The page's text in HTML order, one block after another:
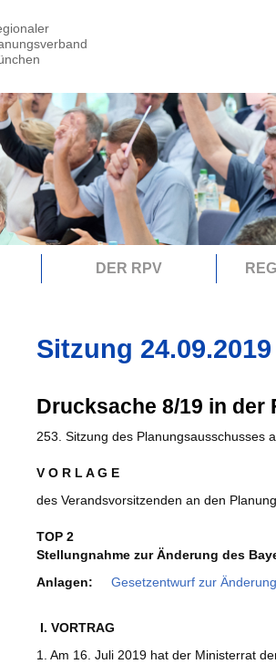
DER RPV
Sitzung 24.09.2019
Drucksache 8/19 in der
253. Sitzung des Planungsausschusses
V O R L A G E
des Verandsvorsitzenden an den
TOP 2
Stellungnahme zur Änderung des
Anlagen:
Gesetzentwurf zur
I. VORTRAG
1. Am 16. Juli 2019 hat der Ministerrat